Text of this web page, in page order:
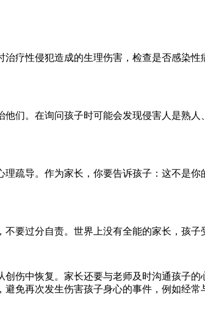
疗性侵犯造成的生理伤害，检查是否感染
们。在询问孩子时可能会发现侵害人是熟
疏导。作为家长，你要告诉孩子：这不是
要过分自责。世界上没有全能的家长，孩子
伤中恢复。家长还要与老师及时沟通孩子
免再次发生伤害孩子身心的事件，例如经常